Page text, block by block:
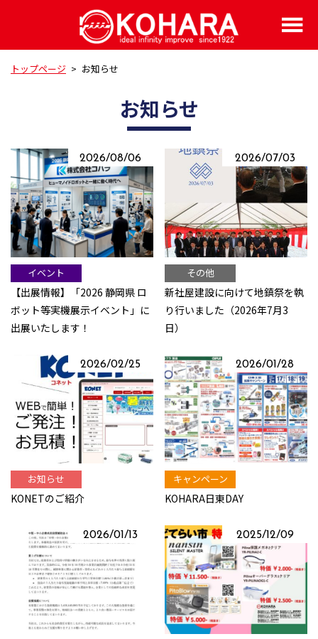
トップページ > お知らせ
お知らせ
2026/08/06
イベント
【出展情報】「2026 静岡県 ロ
ボット等実機展示イベント」に
出展いたします！
2026/07/03
その他
新社屋建設に向けて地鎮祭を執
り行いました（2026年7月3
日）
2026/02/25
お知らせ
KONETのご紹介
2026/01/28
キャンペーン
KOHARA日東DAY
2026/01/13 2025/12/09